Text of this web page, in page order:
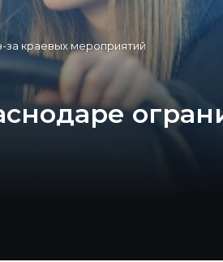
за краевых мероприятий